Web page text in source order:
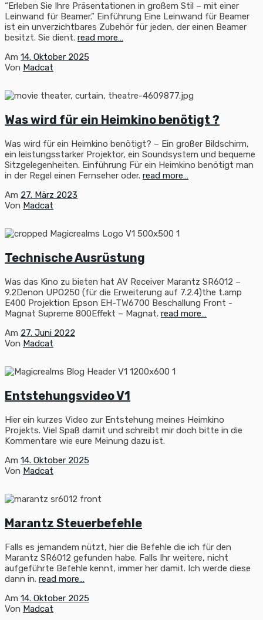
“Erleben Sie Ihre Präsentationen in großem Stil – mit einer
Leinwand für Beamer.” Einführung Eine Leinwand für Beamer
ist ein unverzichtbares Zubehör für jeden, der einen Beamer
besitzt. Sie dient. read more…
Am 14. Oktober 2025
Von Madcat
Was wird für ein Heimkino benötigt ?
Was wird für ein Heimkino benötigt? – Ein großer Bildschirm,
ein leistungsstarker Projektor, ein Soundsystem und bequeme
Sitzgelegenheiten. Einführung Für ein Heimkino benötigt man
in der Regel einen Fernseher oder. read more…
Am 27. März 2023
Von Madcat
Technische Ausrüstung
Was das Kino zu bieten hat AV Receiver Marantz SR6012 –
9.2Denon UPO250 (für die Erweiterung auf 7.2.4)the t.amp
E400 Projektion Epson EH-TW6700 Beschallung Front -
Magnat Supreme 800Effekt – Magnat. read more…
Am 27. Juni 2022
Von Madcat
Entstehungsvideo V1
Hier ein kurzes Video zur Entstehung meines Heimkino
Projekts. Viel Spaß damit und schreibt mir doch bitte in die
Kommentare wie eure Meinung dazu ist.
Am 14. Oktober 2025
Von Madcat
Marantz Steuerbefehle
Falls es jemandem nützt, hier die Befehle die ich für den
Marantz SR6012 gefunden habe. Falls Ihr weitere, nicht
aufgeführte Befehle kennt, immer her damit. Ich werde diese
dann in. read more…
Am 14. Oktober 2025
Von Madcat